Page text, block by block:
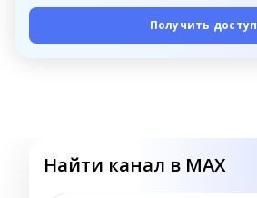
Получить доступ
Найти канал в MAX